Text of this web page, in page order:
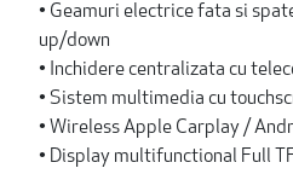
• Geamuri electrice fata si
up/down
• Inchidere centralizata cu
• Sistem multimedia cu
• Wireless Apple Carplay /
• Display multifunctional Full